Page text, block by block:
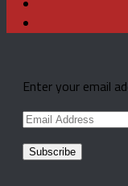
Enter your email
Email